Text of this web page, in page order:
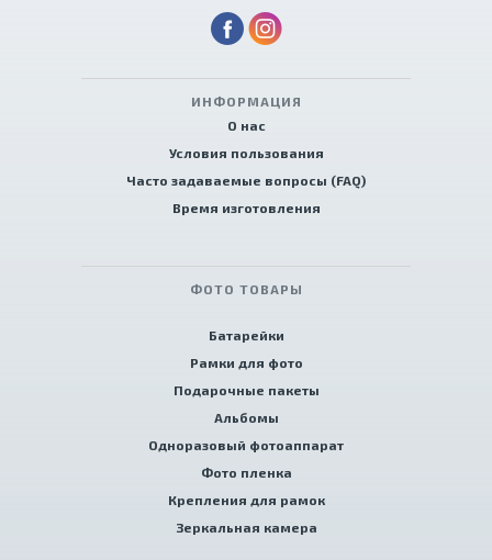
ИНФОРМАЦИЯ
О нас
Условия пользования
Часто задаваемые вопросы (FAQ)
Время изготовления
ФОТО ТОВАРЫ
Батарейки
Рамки для фото
Подарочные пакеты
Альбомы
Одноразовый фотоаппарат
Фото пленка
Крепления для рамок
Зеркальная камера